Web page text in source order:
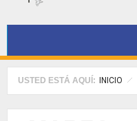
USTED ESTÁ AQUÍ: INICIO